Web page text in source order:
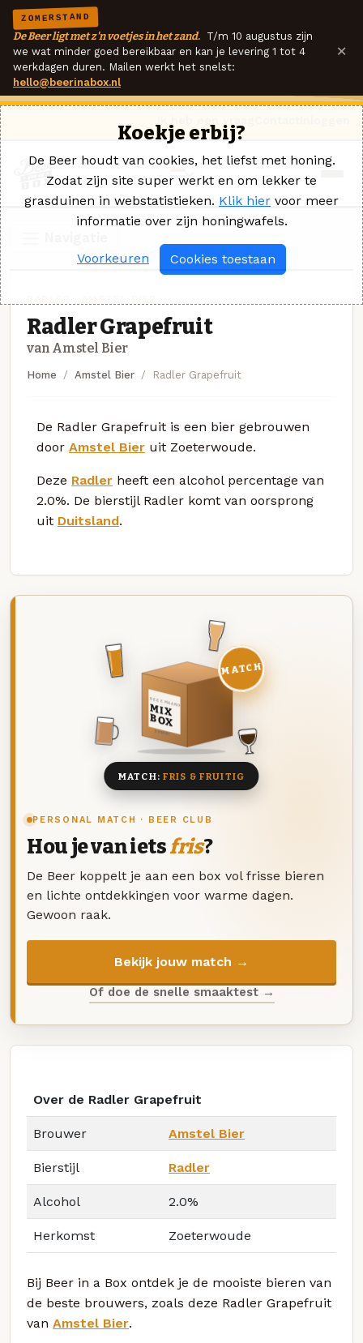
ZOMERSTAND
De Beer ligt met z'n voetjes in het zand. T/m 10 augustus zijn
we wat minder goed bereikbaar en kan je levering 1 tot 4
werkdagen duren. Mailen werkt het snelst:
hello@beerinabox.nl
×
Radler Grapefruit
van Amstel Bier
Home Amstel Bier Radler Grapefruit
De Radler Grapefruit is een bier gebrouwen
door Amstel Bier uit Zoeterwoude.
Deze Radler heeft een alcohol percentage van
2.0%. De bierstijl Radler komt van oorsprong
uit Duitsland.
PERSONAL MATCH · BEER CLUB
Hou je van ietsfris?
De Beer koppelt je aan een box vol frisse bieren
en lichte ontdekkingen voor warme dagen.
Gewoon raak.
Bekijk jouw match →
Of doe de snelle smaaktest →
DEZE MAAND
MIX
BOX
8 BIEREN
MATCH
MATCH: FRIS & FRUITIG
Over de Radler Grapefruit
Brouwer Amstel Bier
Bierstijl Radler
Alcohol 2.0%
Herkomst Zoeterwoude
Bij Beer in a Box ontdek je de mooiste bieren van
de beste brouwers, zoals deze Radler Grapefruit
van Amstel Bier.
Koekje erbij?
De Beer houdt van cookies, het liefst met honing.
Zodat zijn site super werkt en om lekker te
grasduinen in webstatistieken. Klik hier voor meer
informatie over zijn honingwafels.
Voorkeuren Cookies toestaan